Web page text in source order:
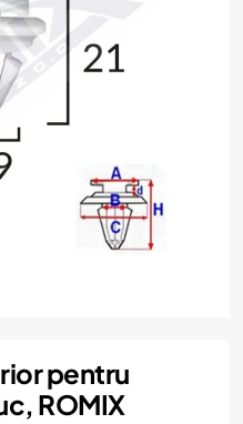
pentru
ROMIX